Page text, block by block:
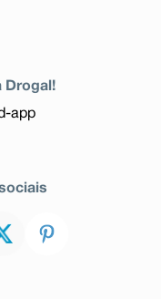
Drogal!